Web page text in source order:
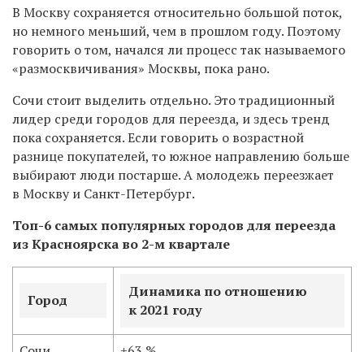
В Москву сохраняется относительно большой поток,
но немного меньший, чем в прошлом году. Поэтому
говорить о том, начался ли процесс так называемого
«размосквичивания» Москвы, пока рано.
Сочи стоит выделить отдельно. Это традиционный
лидер среди городов для переезда, и здесь тренд
пока сохраняется. Если говорить о возрастной
разнице покупателей, то южное направлению больше
выбирают люди постарше. А молодежь переезжает
в Москву и Санкт-Петербург.
Топ-6 самых популярных городов для переезда
из Красноярска во 2-м квартале
Город
Динамика по отношению
к 2021 году